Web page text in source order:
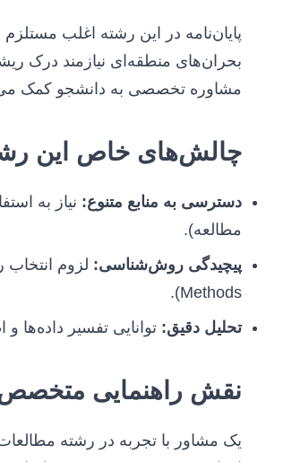
پایان‌نامه در این رشته اغلب
بحران‌های منطقه‌ای نیازمند درک
مشاوره تخصصی به دانشجو کمک
چالش‌های خاص این
دسترسی به منابع متنوع: نیاز به
مطالعه).
پیچیدگی روش‌شناسی:
Methods).
تحلیل دقیق: توانایی تفسیر
نقش راهنمایی
یک مشاور با تجربه در رشته